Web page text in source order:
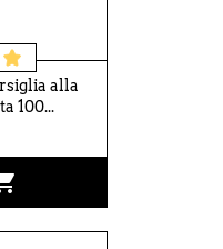
alla
100...